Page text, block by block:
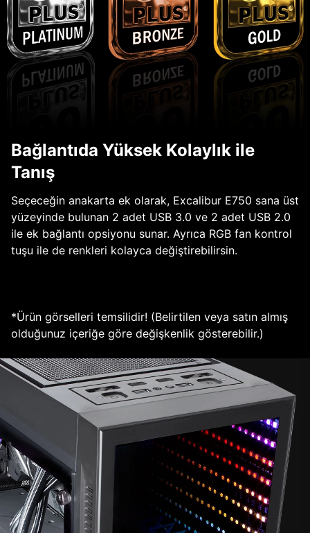
Bağlantıda Yüksek Kolaylık ile
Tanış
Seçeceğin anakarta ek olarak, Excalibur E750 sana üst
yüzeyinde bulunan 2 adet USB 3.0 ve 2 adet USB 2.0
ile ek bağlantı opsiyonu sunar. Ayrıca RGB fan kontrol
tuşu ile de renkleri kolayca değiştirebilirsin.
*Ürün görselleri temsilidir! (Belirtilen veya satın almış
olduğunuz içeriğe göre değişkenlik gösterebilir.)